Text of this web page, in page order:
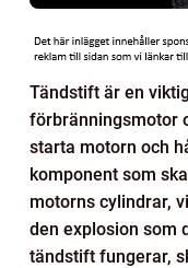
Tändstift är en
förbränningsmotor
starta motorn och
komponent som
motorns cylindrar,
den explosion som
tändstift fungerar,